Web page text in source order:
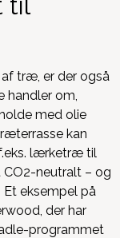
træ, er der også
handler om,
med olie
kan
lærketræ til
neutralt – og
eksempel på
der har
programmet